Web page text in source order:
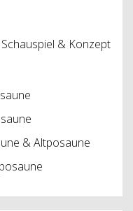
& Konzept
& Altposaune